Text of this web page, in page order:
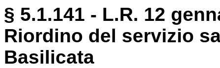
§ 5.1.141 - L.R. 12
Riordino del servizio
Basilicata